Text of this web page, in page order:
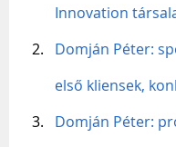
Innovation
Domján Péter:
első kliensek,
Domján Péter: